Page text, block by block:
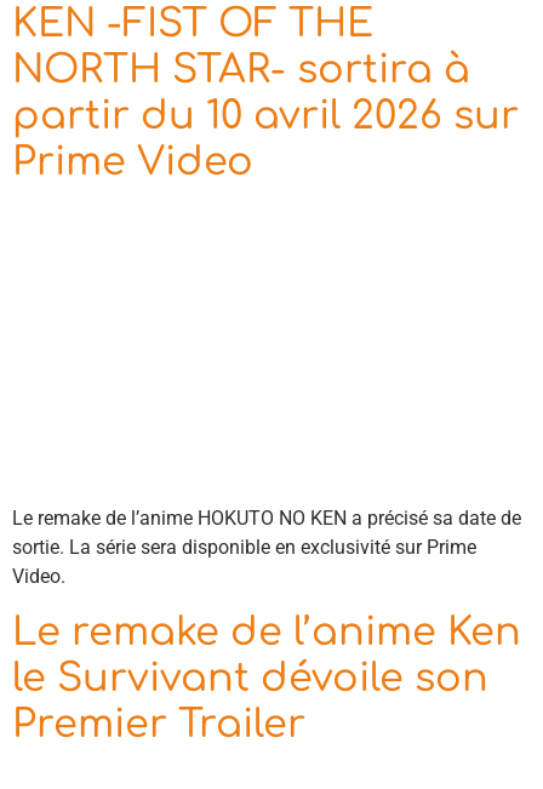
KEN -FIST OF THE
NORTH STAR- sortira à
partir du 10 avril 2026 sur
Prime Video
Le remake de l’anime HOKUTO NO KEN a précisé sa date de
sortie. La série sera disponible en exclusivité sur Prime
Video.
Le remake de l’anime Ken
le Survivant dévoile son
Premier Trailer